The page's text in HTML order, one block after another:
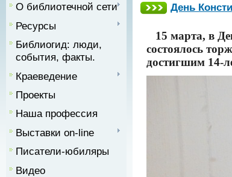
О библиотечной сети
Ресурсы
Библиогид: люди,
события, факты.
Краеведение
Проекты
Наша профессия
Выставки on-line
Писатели-юбиляры
Видео
День
15 марта, в
состоялось
достигшим 14-